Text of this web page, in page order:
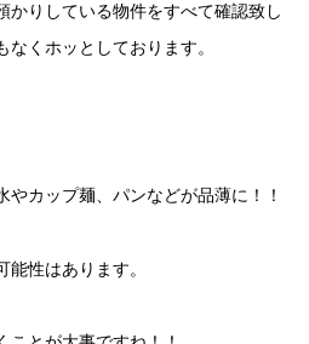
かりしている物件をすべて確認致し
くホッとしております。
やカップ麺、パンなどが品薄に！！
能性はあります。